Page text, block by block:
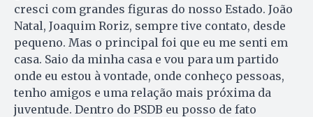
cresci com grandes figuras do nosso Estado. João
Natal, Joaquim Roriz, sempre tive contato, desde
pequeno. Mas o principal foi que eu me senti em
casa. Saio da minha casa e vou para um partido
onde eu estou à vontade, onde conheço pessoas,
tenho amigos e uma relação mais próxima da
juventude. Dentro do PSDB eu posso de fato